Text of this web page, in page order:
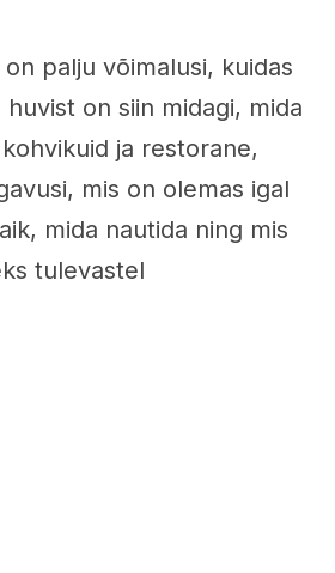
palju võimalusi, kuidas
on siin midagi, mida
ja restorane,
mis on olemas igal
mida nautida ning mis
tulevastel